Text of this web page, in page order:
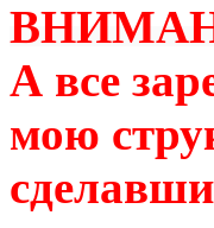
А все
мою